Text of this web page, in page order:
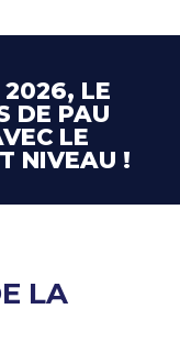
2026, LE
DE PAU
LE
NIVEAU !
LA